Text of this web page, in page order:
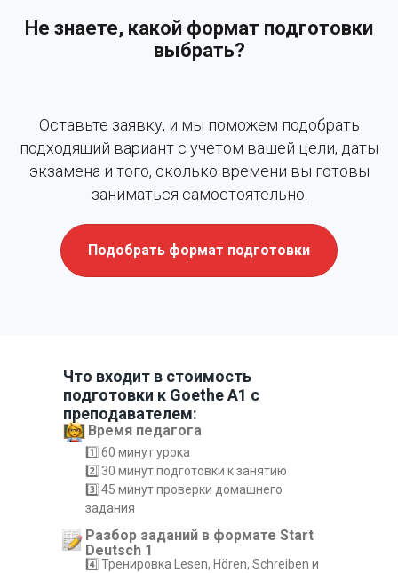
Не знаете, какой формат подготовки
выбрать?
Оставьте заявку, и мы поможем подобрать
подходящий вариант с учетом вашей цели, даты
экзамена и того, сколько времени вы готовы
заниматься самостоятельно.
Подобрать формат подготовки
1️⃣ 60 минут урока
2️⃣ 30 минут подготовки к занятию
3️⃣ 45 минут проверки домашнего
задания
4️⃣ Тренировка Lesen, Hören, Schreiben и
Время педагога
Разбор заданий в формате Start
Deutsch 1
Что входит в стоимость
подготовки к Goethe A1 с
преподавателем: